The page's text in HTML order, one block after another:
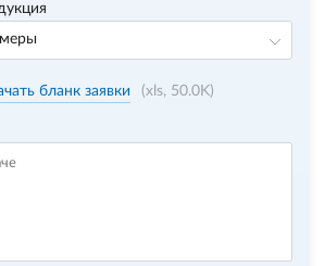
бланк заявки (xls, 50.0K)